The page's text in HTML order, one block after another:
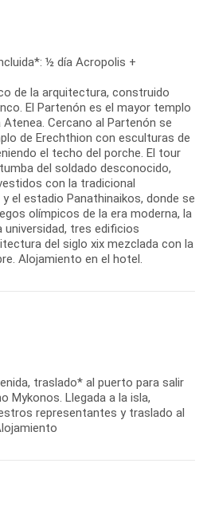
½ día Acropolis +
de la arquitectura, construido
El Partenón es el mayor templo
Cercano al Partenón se
de Erechthion con esculturas de
el techo del porche. El tour
del soldado desconocido,
con la tradicional
el estadio Panathinaikos, donde se
olímpicos de la era moderna, la
universidad, tres edificios
del siglo xix mezclada con la
Alojamiento en el hotel.
traslado* al puerto para salir
Mykonos. Llegada a la isla,
representantes y traslado al